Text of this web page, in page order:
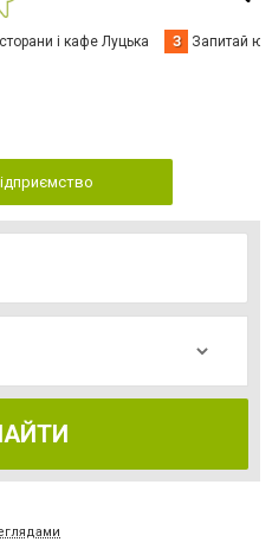
і кафе Луцька З Запитай